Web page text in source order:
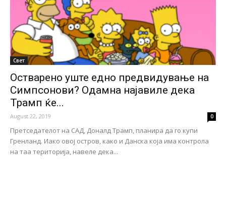
Свет
Остварено уште едно предвидување на
Симпсонови? Одамна најавиле дека
Трамп ќе...
August 22, 2019 0
Претседателот на САД, Доналд Трамп, планира да го купи
Гренланд. Иако овој остров, како и Данска која има контрола
на таа територија, навеле дека...